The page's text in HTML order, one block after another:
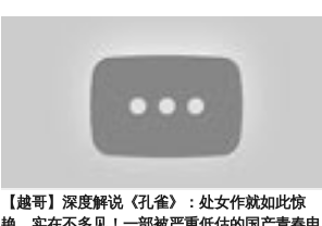
【越哥】深度解说《孔雀》：处女作就如此惊